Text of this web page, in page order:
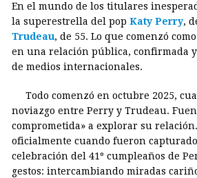
c
e
b
o
o
k
s
s
e
n
g
e
a
t
s
A
p
p
r
e
a
d
s
n
t
e
e
s
t
e
I
En el mundo de los titulares
la superestrella del pop Katy Perry,
Trudeau, de 55. Lo que comenzó
en una relación pública, confirmada
de medios internacionales.
Todo comenzó en octubre 2025,
noviazgo entre Perry y Trudeau.
comprometida» a explorar su
oficialmente cuando fueron
celebración del 41º cumpleaños de
gestos: intercambiando miradas